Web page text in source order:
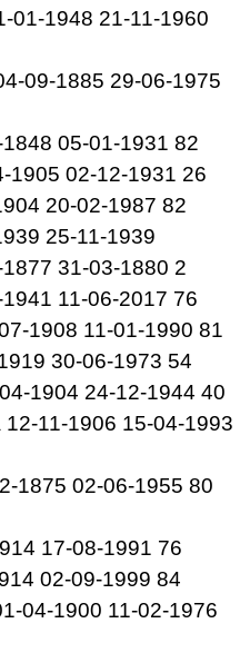
01-1948 21-11-1960
09-1885 29-06-1975
05-01-1931 82
1905 02-12-1931 26
20-02-1987 82
25-11-1939
31-03-1880 2
11-06-2017 76
1908 11-01-1990 81
30-06-1973 54
1904 24-12-1944 40
11-1906 15-04-1993
1875 02-06-1955 80
17-08-1991 76
02-09-1999 84
04-1900 11-02-1976